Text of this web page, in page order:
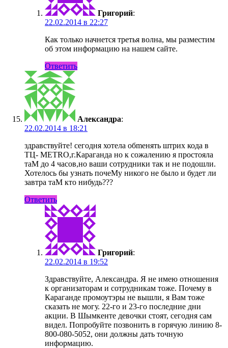
Григорий:
22.02.2014 в 22:27
Как только начнется третья волна, мы разместим
об этом информацию на нашем сайте.
Ответить
Александра:
22.02.2014 в 18:21
здравствуйте! сегодня хотела обmенять штрих кода в
ТЦ- MЕТRО,г.Караганда но к сожалению я простояла
таM до 4 часов,но ваши сотрудники так и не подошли.
Хотелось бы узнать почеMу никого не было и будет ли
завтра таM кто нибудь???
Ответить
Григорий:
22.02.2014 в 19:52
Здравствуйте, Александра. Я не имею отношения
к организаторам и сотрудникам тоже. Почему в
Караганде промоутэры не вышли, я Вам тоже
сказать не могу. 22-го и 23-го последние дни
акции. В Шымкенте девочки стоят, сегодня сам
видел. Попробуйте позвонить в горячую линию 8-
800-080-5052, они должны дать точную
информацию.